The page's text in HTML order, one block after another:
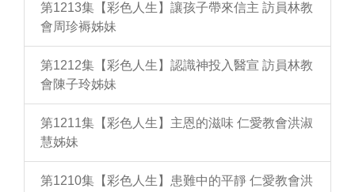
第1213集【彩色人生】讓孩子帶來信主 訪員林教
會周珍褥姊妹
第1212集【彩色人生】認識神投入醫宣 訪員林教
會陳子玲姊妹
第1211集【彩色人生】主恩的滋味 仁愛教會洪淑
慧姊妹
第1210集【彩色人生】患難中的平靜 仁愛教會洪